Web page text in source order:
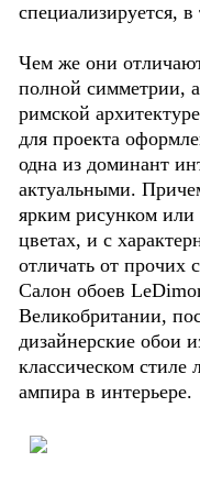
специализируется,
Чем же они
полной симметрии,
римской
для проекта
одна из доминант
актуальными.
ярким рисунком
цветах, и с
отличать от прочих
Салон обоев
Великобритании,
дизайнерские обои
классическом
ампира в интерьере.